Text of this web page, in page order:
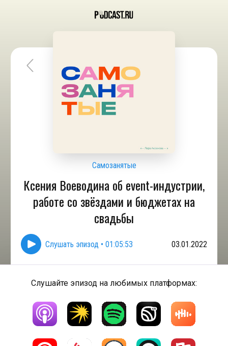
Самозанятые
Ксения Воеводина об event-индустрии,
работе со звёздами и бюджетах на
свадьбы
Слушать эпизод • 01:05:53 03.01.2022
Слушайте эпизод на любимых платформах: